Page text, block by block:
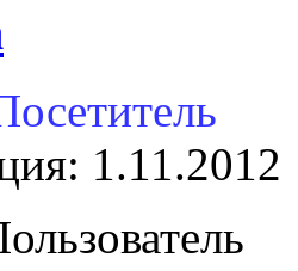
1.11.2012